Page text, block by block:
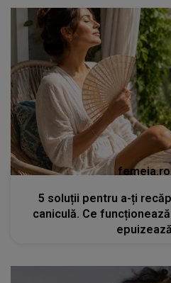
femeia.ro
5 soluții pentru a-ți
caniculă. Ce
epuizează